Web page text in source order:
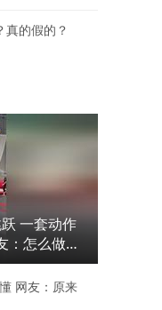
真的假的？
一套动作
：怎么做到
网友：原来